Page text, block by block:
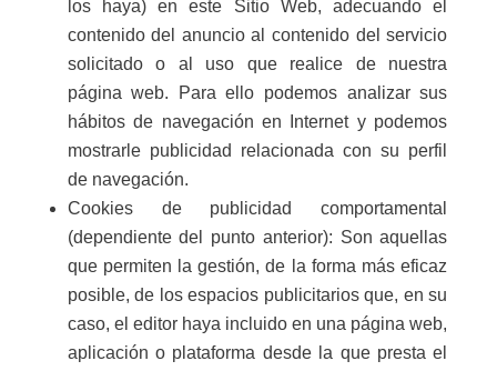
los haya) en este Sitio Web, adecuando el
contenido del anuncio al contenido del servicio
solicitado o al uso que realice de nuestra
página web. Para ello podemos analizar sus
hábitos de navegación en Internet y podemos
mostrarle publicidad relacionada con su perfil
de navegación.
Cookies de publicidad comportamental
(dependiente del punto anterior): Son aquellas
que permiten la gestión, de la forma más eficaz
posible, de los espacios publicitarios que, en su
caso, el editor haya incluido en una página web,
aplicación o plataforma desde la que presta el